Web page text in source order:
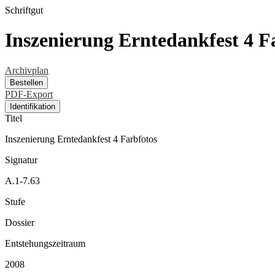
Schriftgut
Inszenierung Erntedankfest 4
Archivplan
Bestellen
PDF-Export
Identifikation
Titel
Inszenierung Erntedankfest 4 Farbfotos
Signatur
A.1-7.63
Stufe
Dossier
Entstehungszeitraum
2008